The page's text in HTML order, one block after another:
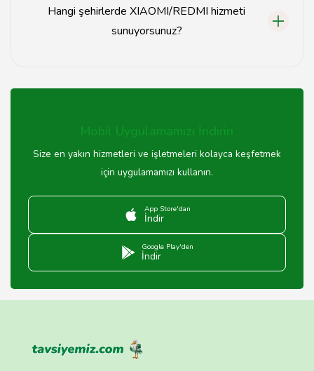
Hangi şehirlerde XIAOMI/REDMI hizmeti
sunuyorsunuz?
sunmaktadır. Özellikle büyük şehirlerdeki servis
Mobil Uygulamamızı İndirin
Size en yakın hizmetleri ve işletmeleri kolayca keşfetmek
için uygulamamızı kullanın.
App Store'dan
İndir
Google Play'den
İndir